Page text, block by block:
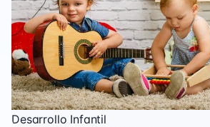
Desarrollo Infantil